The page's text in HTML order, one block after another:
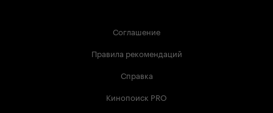
Соглашение
Правила рекомендаций
Справка
Кинопоиск PRO